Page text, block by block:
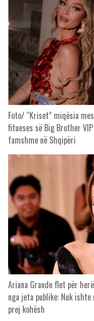
Foto/ “Kriset” miqësia
fitueses së Big Brother
famshme në Shqipëri
Ariana Grande flet për
nga jeta publike: Nuk
prej kohësh